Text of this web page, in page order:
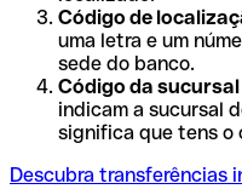
Código de
uma letra e um
sede do banco.
Código da sucursal
indicam a sucursal
significa que tens o
Descubra transferências